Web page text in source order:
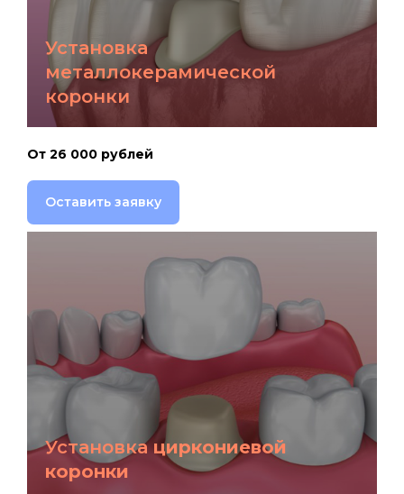
Установка
металлокерамической
коронки
От 26 000 рублей
Оставить заявку
Установкациркониевой
коронки